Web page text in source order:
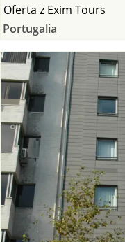
Oferta z Exim Tours
Portugalia